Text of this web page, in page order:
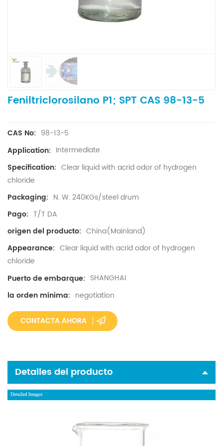
Feniltriclorosilano P1; SPT CAS 98-13-5
CAS No: 98-13-5
Application: Intermediate
Specification: Clear liquid with acrid odor of hydrogen
chloride
Packaging: N. W. 240KGs/steel drum
Pago: T/T DA
origen del producto: China(Mainland)
Appearance: Clear liquid with acrid odor of hydrogen
chloride
Puerto de embarque: SHANGHAI
la orden mínima: negotiation
CONTACTA AHORA
Detalles del producto